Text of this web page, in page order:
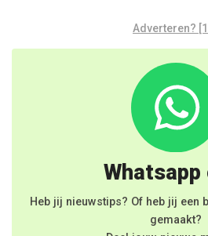
Adverteren?
Whatsapp
Heb jij nieuwstips? Of heb jij een
gemaakt?